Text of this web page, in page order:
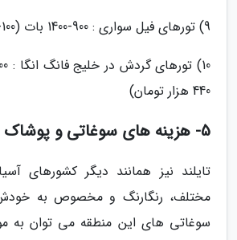
9) تورهای فیل سواری : 900-1400 بات (100-150 هزار تومان)
440 هزار تومان)
5- هزینه های سوغاتی و پوشاک در پوکت
تایلند نیز همانند دیگر کشورهای
مختلف، رنگارنگ و مخصوص به خودش
سوغاتی های این منطقه می توان به